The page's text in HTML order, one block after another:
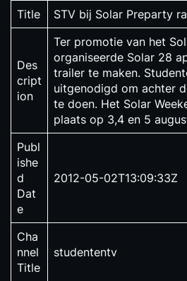
Title STV bij Solar Preparty
Des
cript
ion
Ter promotie van het
organiseerde Solar 28
trailer te maken.
uitgenodigd om achter
te doen. Het Solar
plaats op 3,4 en 5
Publ
ishe
d
Dat
e
2012-05-02T13:09:33Z
Cha
nnel
Title
studententv